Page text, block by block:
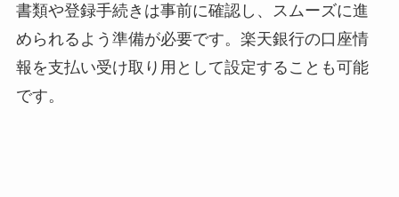
書類や登録手続きは事前に確認し、スムーズに進
められるよう準備が必要です。楽天銀行の口座情
報を支払い受け取り用として設定することも可能
です。